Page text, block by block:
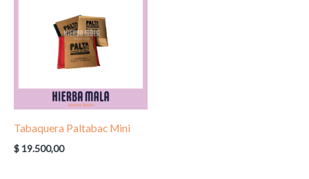
Tabaquera Paltabac Mini
$ 19.500,00